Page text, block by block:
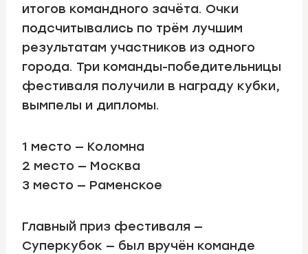
итогов командного зачёта. Очки
подсчитывались по трём лучшим
результатам участников из одного
города. Три команды-победительницы
фестиваля получили в награду кубки,
вымпелы и дипломы.
1 место — Коломна
2 место — Москва
3 место — Раменское
Главный приз фестиваля —
Суперкубок — был вручён команде